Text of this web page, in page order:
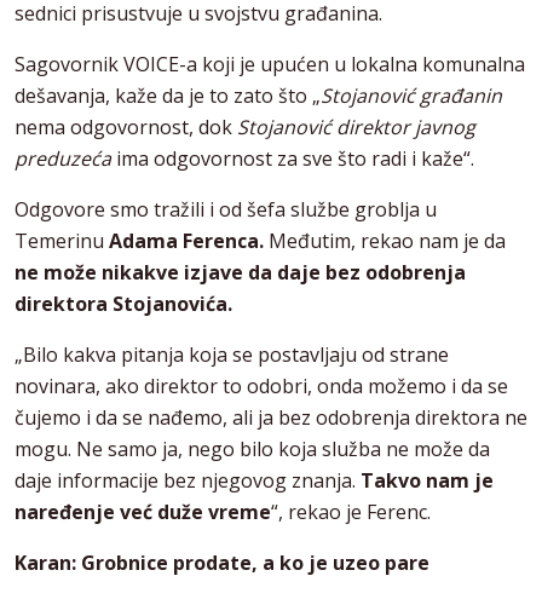
sednici prisustvuje u svojstvu građanina.
Sagovornik VOICE-a koji je upućen u lokalna komunalna
dešavanja, kaže da je to zato što „Stojanović građanin
nema odgovornost, dok Stojanović direktor javnog
preduzećaima odgovornost za sve što radi i kaže“.
Odgovore smo tražili i od šefa službe groblja u
Temerinu Adama Ferenca. Međutim, rekao nam je da
ne može nikakve izjave da daje bez odobrenja
direktora Stojanovića.
„Bilo kakva pitanja koja se postavljaju od strane
novinara, ako direktor to odobri, onda možemo i da se
čujemo i da se nađemo, ali ja bez odobrenja direktora ne
mogu. Ne samo ja, nego bilo koja služba ne može da
daje informacije bez njegovog znanja. Takvo nam je
naređenje već duže vreme“, rekao je Ferenc.
Karan: Grobnice prodate, a ko je uzeo pare